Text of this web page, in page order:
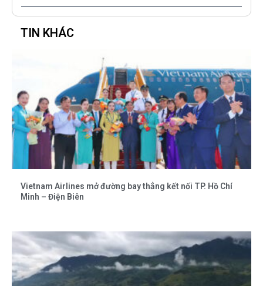
TIN KHÁC
Vietnam Airlines mở đường bay thẳng kết nối TP. Hồ Chí
Minh – Điện Biên